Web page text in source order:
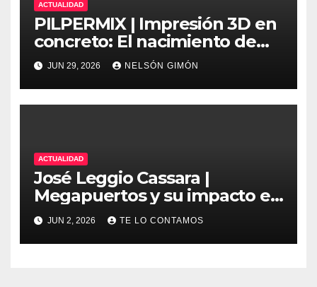
ACTUALIDAD
PILPERMIX | Impresión 3D en
concreto: El nacimiento de
una nueva era arquitectónica
automatizada
JUN 29, 2026 NELSÓN GIMÓN
ACTUALIDAD
José Leggio Cassara |
Megapuertos y su impacto en
el turismo y el comercio
global
JUN 2, 2026 TE LO CONTAMOS